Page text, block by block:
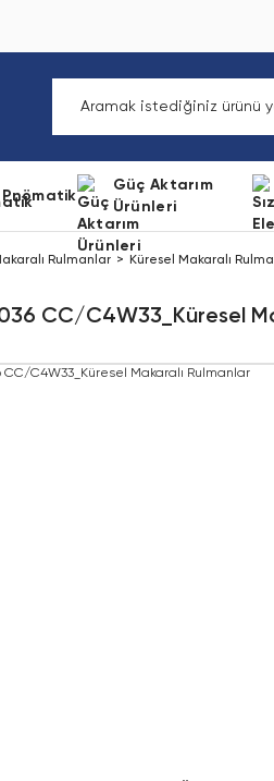
Pnömatik
Güç Aktarım
Ürünleri
Rulmanlar Küresel Makaralı
CC/C4W33_Küresel